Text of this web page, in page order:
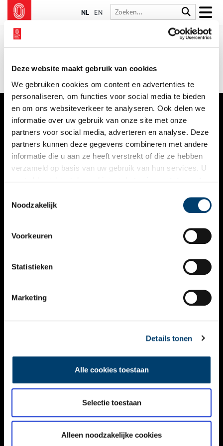
Deze website maakt gebruik van cookies
We gebruiken cookies om content en advertenties te
personaliseren, om functies voor social media te bieden
en om ons websiteverkeer te analyseren. Ook delen we
informatie over uw gebruik van onze site met onze
partners voor social media, adverteren en analyse. Deze
partners kunnen deze gegevens combineren met andere
informatie die u aan ze heeft verstrekt of die ze hebben
verzameld op basis van uw gebruik van hun services. U
Noodzakelijk
Voorkeuren
Statistieken
Marketing
Details tonen
Alle cookies toestaan
Selectie toestaan
Alleen noodzakelijke cookies
NL EN
VERHALEN
NIEUWS
KALENDER
ACTIVITEITEN
NIEUWSBRIEF
DISCLAIMER
TOEGANKELIJKHEID
Volg ONH op social media